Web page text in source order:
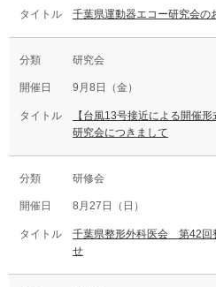
千葉県運動器エコー研究会の
研究会
9月8日（金）
【台風13号接近による開催
研究会につきまして
研修会
8月27日（日）
千葉県整形外科医会 第42回
せ